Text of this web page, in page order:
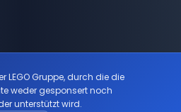
LEGO Gruppe, durch die die
weder gesponsert noch
unterstützt wird.